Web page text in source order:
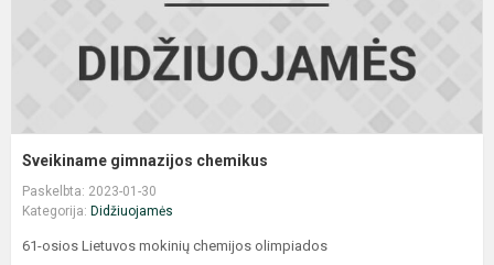
Sveikiname gimnazijos chemikus
Paskelbta: 2023-01-30
Kategorija: Didžiuojamės
61-osios Lietuvos mokinių chemijos olimpiados